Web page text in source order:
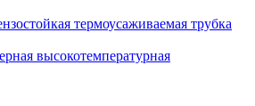
термоусаживаемая трубка
высокотемпературная